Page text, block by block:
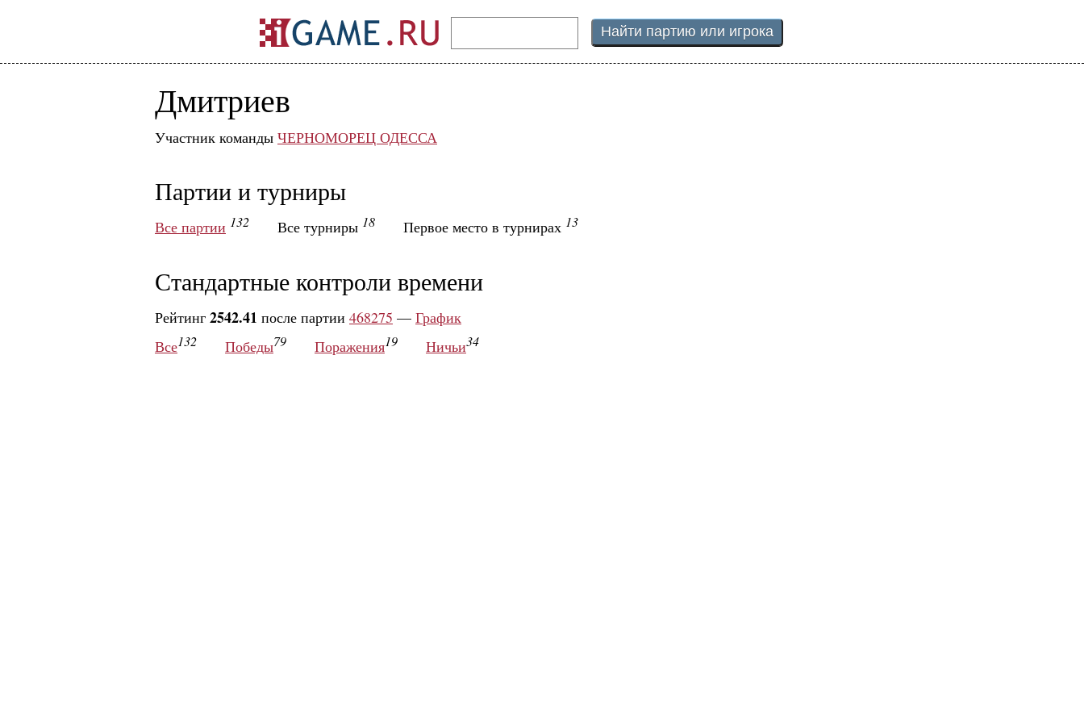
Дмитриев
Участник команды ЧЕРНОМОРЕЦ ОДЕССА
Партии и турниры
Все партии 132 Все турниры 18 Первое место в турнирах 13
Стандартные контроли времени
Рейтинг 2542.41 после партии 468275 — График
Все132 Победы79 Поражения19 Ничьи34